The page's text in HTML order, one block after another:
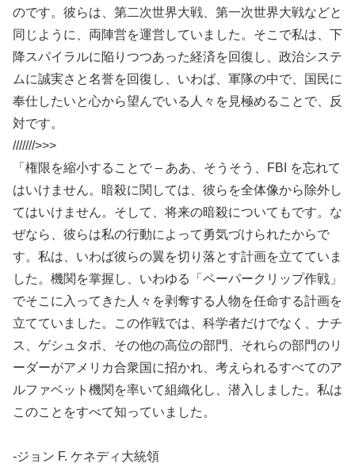
のです。彼らは、第二次世界大戦、第一次世界大戦などと
同じように、両陣営を運営していました。そこで私は、下
降スパイラルに陥りつつあった経済を回復し、政治システ
ムに誠実さと名誉を回復し、いわば、軍隊の中で、国民に
奉仕したいと心から望んでいる人々を見極めることで、反
対です。
///////>>>
「権限を縮小することで – ああ、そうそう、FBI を忘れて
はいけません。暗殺に関しては、彼らを全体像から除外し
てはいけません。そして、将来の暗殺についてもです。な
ぜなら、彼らは私の行動によって勇気づけられたからで
す。私は、いわば彼らの翼を切り落とす計画を立てていま
した。機関を掌握し、いわゆる「ペーパークリップ作戦」
でそこに入ってきた人々を剥奪する人物を任命する計画を
立てていました。この作戦では、科学者だけでなく、ナチ
ス、ゲシュタポ、その他の高位の部門、それらの部門のリ
ーダーがアメリカ合衆国に招かれ、考えられるすべてのア
ルファベット機関を率いて組織化し、潜入しました。私は
このことをすべて知っていました。
-ジョン F. ケネディ大統領